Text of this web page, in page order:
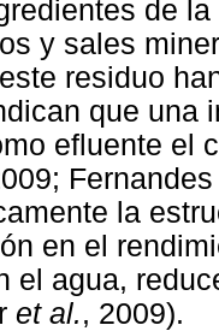
de
y sales
residuo
que una
efluente el
la
en el
el agua,
et al., 2009).